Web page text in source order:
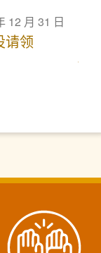
12 月 31 日
请领